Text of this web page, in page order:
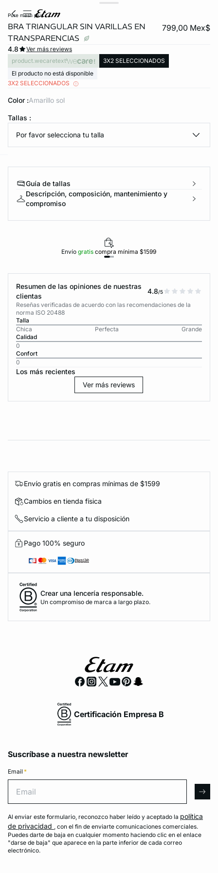
DE PANTIES
pure mesh plus
BRA TRIANGULAR SIN VARILLAS EN
TRANSPARENCIAS
799,00 Mex$
4.8
Ver más reviews
product.wecaretext
3X2 SELECCIONADOS
El producto no está disponible
3X2 SELECCIONADOS
Color : amarillo sol
Tallas :
Por favor selecciona tu talla
Guía de tallas
Descripción, composición, mantenimiento y
compromiso
Envíogratiscompra mínima $1599
Resumen de las opiniones de nuestras
clientas
4.8/5
Reseñas verificadas de acuerdo con las recomendaciones de la
norma ISO 20488
Talla
Chica
Perfecta
Grande
Calidad
0
Confort
0
Los más recientes
Ver más reviews
Envío gratis en compras mínimas de $1599
Cambios en tienda física
Servicio a cliente a tu disposición
Pago 100% seguro
Crear una lencería responsable.
Un compromiso de marca a largo plazo.
Certificación Empresa B
Suscríbase a nuestra newsletter
Email *
Al enviar este formulario, reconozco haber leído y aceptado la política
de privacidad , con el fin de enviarte comunicaciones comerciales.
Puedes darte de baja en cualquier momento haciendo clic en el enlace
"darse de baja" que aparece en la parte inferior de cada correo
electrónico.